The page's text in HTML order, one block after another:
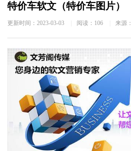
特价车软文（特价车图片）
更新时间：2023-03-03 阅读： 106 来源：